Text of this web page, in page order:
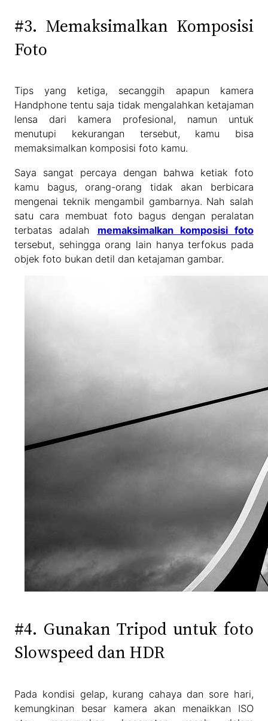
#3. Memaksimalkan Komposisi
Foto
Tips yang ketiga, secanggih apapun kamera
Handphone tentu saja tidak mengalahkan ketajaman
lensa dari kamera profesional, namun untuk
menutupi kekurangan tersebut, kamu bisa
memaksimalkan komposisi foto kamu.
Saya sangat percaya dengan bahwa ketiak foto
kamu bagus, orang-orang tidak akan berbicara
mengenai teknik mengambil gambarnya. Nah salah
satu cara membuat foto bagus dengan peralatan
terbatas adalah memaksimalkan komposisi foto
tersebut, sehingga orang lain hanya terfokus pada
objek foto bukan detil dan ketajaman gambar.
#4. Gunakan Tripod untuk foto
Slowspeed dan HDR
Pada kondisi gelap, kurang cahaya dan sore hari,
kemungkinan besar kamera akan menaikkan ISO